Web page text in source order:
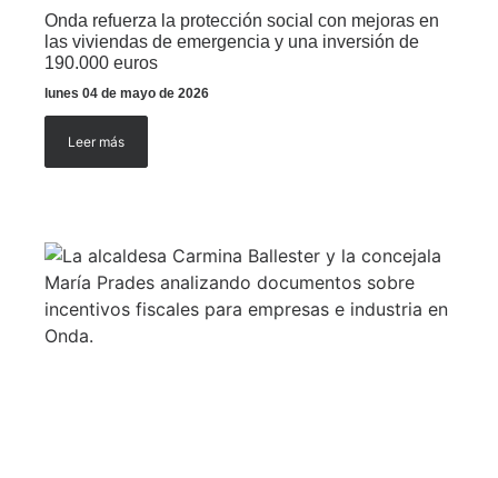
Onda refuerza la protección social con mejoras en
las viviendas de emergencia y una inversión de
190.000 euros
lunes 04 de mayo de 2026
Leer más